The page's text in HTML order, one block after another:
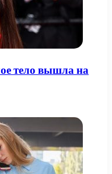
тело вышла на